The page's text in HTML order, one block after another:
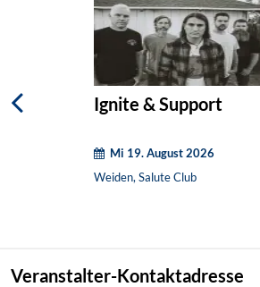
Ignite & Support
Mi 19. August 2026
Weiden, Salute Club
Veranstalter-Kontaktadresse